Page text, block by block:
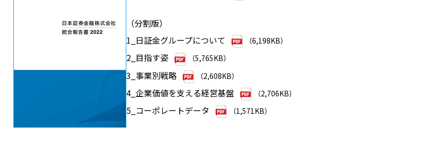
（分割版）
1_日証金グループについて
（6,198KB）
2_目指す姿 （5,765KB）
3_事業別戦略 （2,608KB）
4_企業価値を支える経営基盤 （2,706KB）
5_コーポレートデータ （1,571KB）